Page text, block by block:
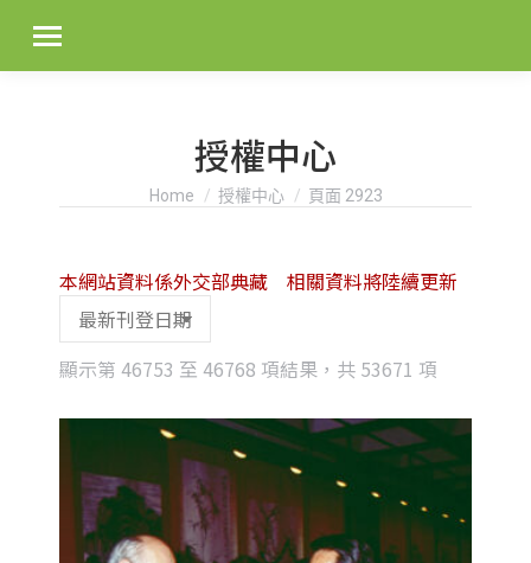
授權中心
You are here:
Home 授權中心 頁面 2923
顯示第 46753 至 46768 項結果，共 53671 項
latest
本網站資料係外交部典藏 相關資料將陸續更新